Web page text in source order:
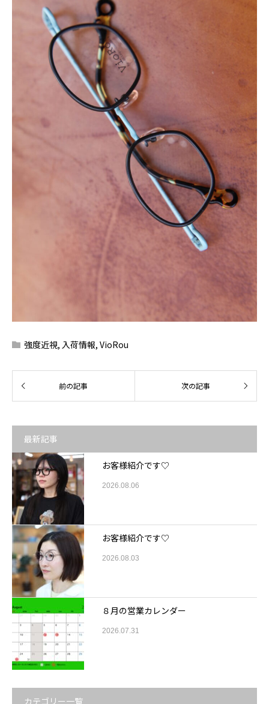
強度近視, 入荷情報, VioRou
最新記事
お客様紹介です♡
2026.08.06
お客様紹介です♡
2026.08.03
８月の営業カレンダー
2026.07.31
カテゴリー一覧